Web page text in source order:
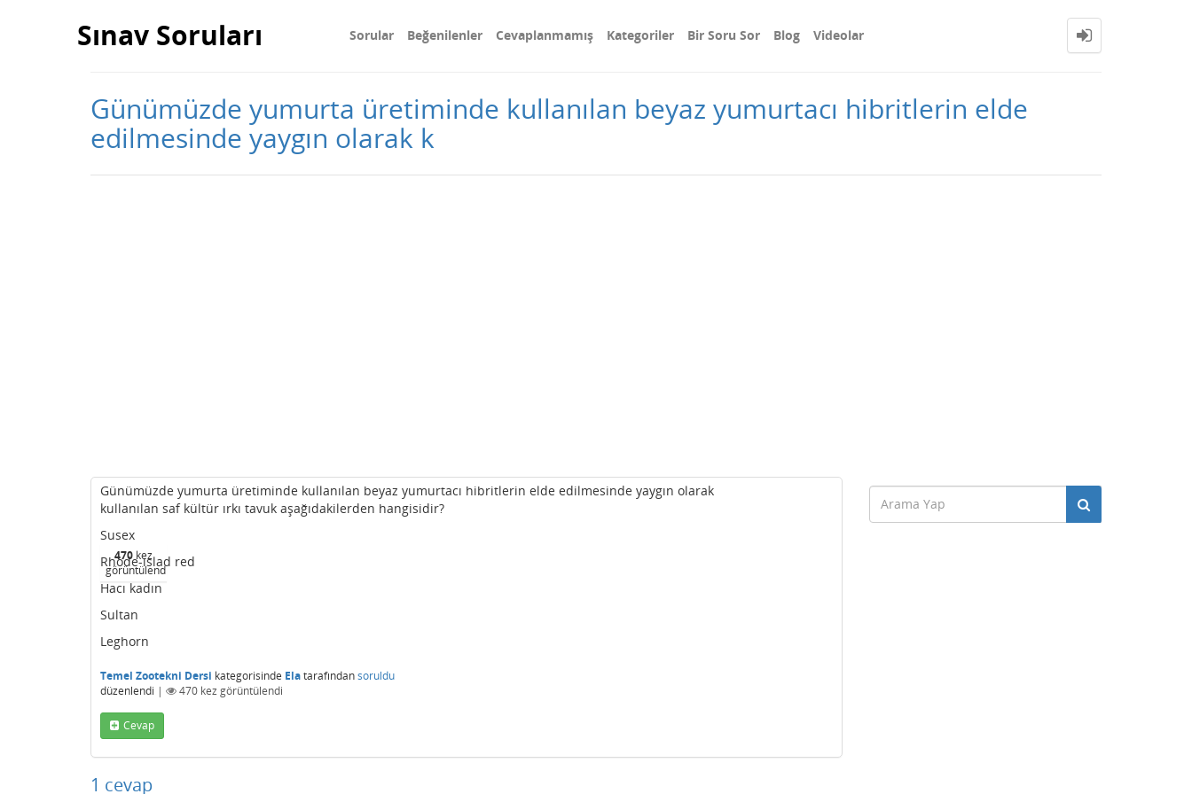
Sınav Soruları Sorular Beğenilenler Cevaplanmamış Kategoriler Bir Soru Sor Blog Videolar
Günümüzde yumurta üretiminde kullanılan beyaz yumurtacı hibritlerin elde
edilmesinde yaygın olarak k
470 kez
görüntülendi
Günümüzde yumurta üretiminde kullanılan beyaz yumurtacı hibritlerin elde edilmesinde yaygın olarak
kullanılan saf kültür ırkı tavuk aşağıdakilerden hangisidir?
Susex
Rhode-ıslad red
Hacı kadın
Sultan
Leghorn
Temel Zootekni Dersi kategorisinde Elatarafındansoruldu
düzenlendi | 470 kez görüntülendi
Cevap
1 cevap